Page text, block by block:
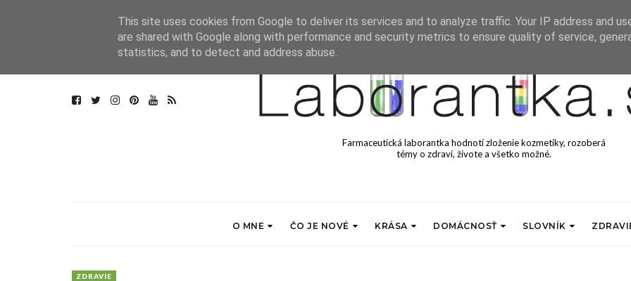
Farmaceutická laborantka hodnotí zloženie kozmetiky, rozoberá
témy o zdraví, živote a všetko možné.
O MNE ČO JE NOVÉ KRÁSA DOMÁCNOSŤ SLOVNÍK
ZDRAVIE
This site uses cookies from Google to deliver its services and to analyze traffic. Your IP address and
are shared with Google along with performance and security metrics to ensure quality of service,
statistics, and to detect and address abuse.